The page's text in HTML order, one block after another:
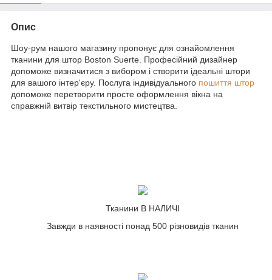
Опис
Шоу-рум нашого магазину пропонує для ознайомлення
тканини для штор Boston Suerte. Професійний дизайнер
допоможе визначитися з вибором і створити ідеальні штори
для вашого інтер'єру. Послуга індивідуального пошиття штор
допоможе перетворити просте оформлення вікна на
справжній витвір текстильного мистецтва.
Тканини В НАЛИЧІ
Завжди в наявності понад 500 різновидів тканин